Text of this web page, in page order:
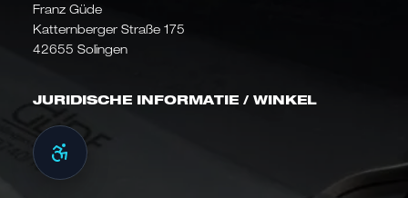
Franz Güde
Katternberger Straße 175
42655 Solingen
JURIDISCHE INFORMATIE / WINKEL